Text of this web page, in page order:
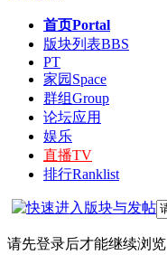
首页Portal
版块列表BBS
PT
家园 Space
群组Group
论坛应用
娱乐
直播TV
排行Ranklist
请先登录后才能继续浏览